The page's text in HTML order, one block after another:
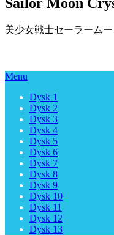
美少女戦士セーラーム
Menu
Dysk 1
Dysk 2
Dysk 3
Dysk 4
Dysk 5
Dysk 6
Dysk 7
Dysk 8
Dysk 9
Dysk 10
Dysk 11
Dysk 12
Dysk 13